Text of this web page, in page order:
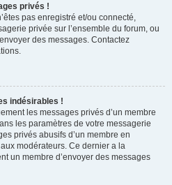
privés !
pas enregistré et/ou connecté,
privée sur l’ensemble du forum, ou
des messages. Contactez
indésirables !
les messages privés d’un membre
les paramètres de votre messagerie
privés abusifs d’un membre en
modérateurs. Ce dernier a la
un membre d’envoyer des messages